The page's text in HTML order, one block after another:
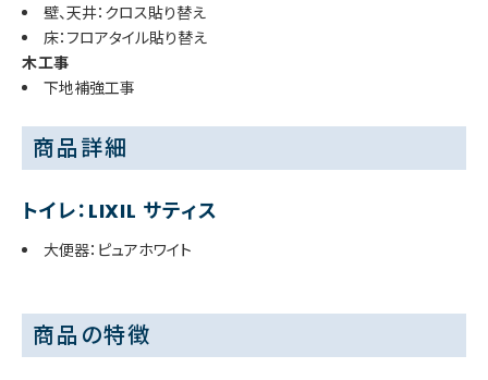
壁、天井：クロス貼り替え
床：フロアタイル貼り替え
木工事
下地補強工事
商品詳細
トイレ：LIXIL サティス
大便器：ピュアホワイト
商品の特徴